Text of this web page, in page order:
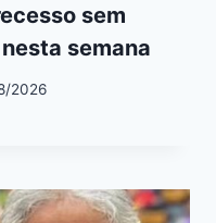
sem
semana
2026